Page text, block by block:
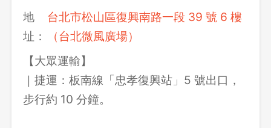
地
址：
台北市松山區復興南路一段 39 號 6 樓
（台北微風廣場）
【大眾運輸】
｜捷運：板南線「忠孝復興站」5 號出口，
步行約 10 分鐘。